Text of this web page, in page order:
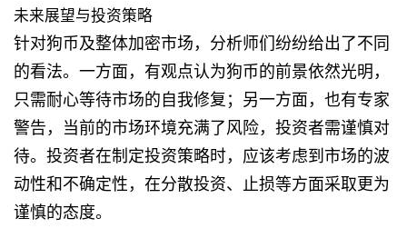
未来展望与投资策略
针对狗币及整体加密市场，分析师们纷纷给出了不同
的看法。一方面，有观点认为狗币的前景依然光明，
只需耐心等待市场的自我修复；另一方面，也有专家
警告，当前的市场环境充满了风险，投资者需谨慎对
待。投资者在制定投资策略时，应该考虑到市场的波
动性和不确定性，在分散投资、止损等方面采取更为
谨慎的态度。